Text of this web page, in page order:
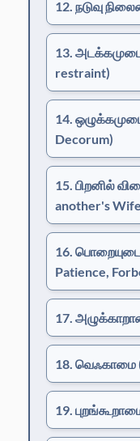
12. நடுவு
13.
restraint)
14.
Decorum)
15. பிறனில்
another's
16.
Patience,
17.
18. வெஃகாமை
19.